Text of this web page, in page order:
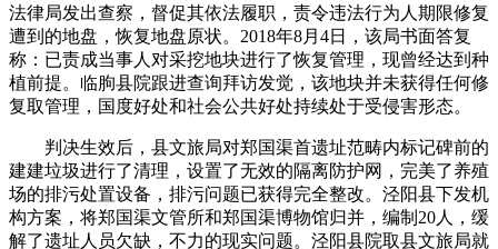
法律局发出查察，督促其依法履职，责令违法行为人期限修复
遭到的地盘，恢复地盘原状。2018年8月4日，该局书面答复
称：已责成当事人对采挖地块进行了恢复管理，现曾经达到种
植前提。临朐县院跟进查询拜访发觉，该地块并未获得任何修
复取管理，国度好处和社会公共好处持续处于受侵害形态。
判决生效后，县文旅局对郑国渠首遗址范畴内标记碑前的
建建垃圾进行了清理，设置了无效的隔离防护网，完美了养殖
场的排污处置设备，排污问题已获得完全整改。泾阳县下发机
构方案，将郑国渠文管所和郑国渠博物馆归并，编制20人，缓
解了遗址人员欠缺，不力的现实问题。泾阳县院取县文旅局就